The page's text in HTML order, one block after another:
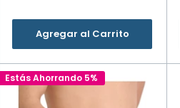
Agregar al Carrito
Estás Ahorrando 5%